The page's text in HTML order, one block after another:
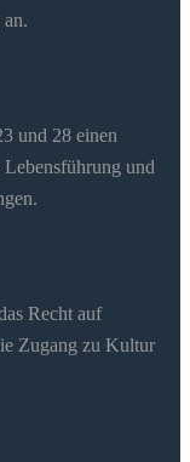
und 28 einen
Lebensführung und
Recht auf
Zugang zu Kultur